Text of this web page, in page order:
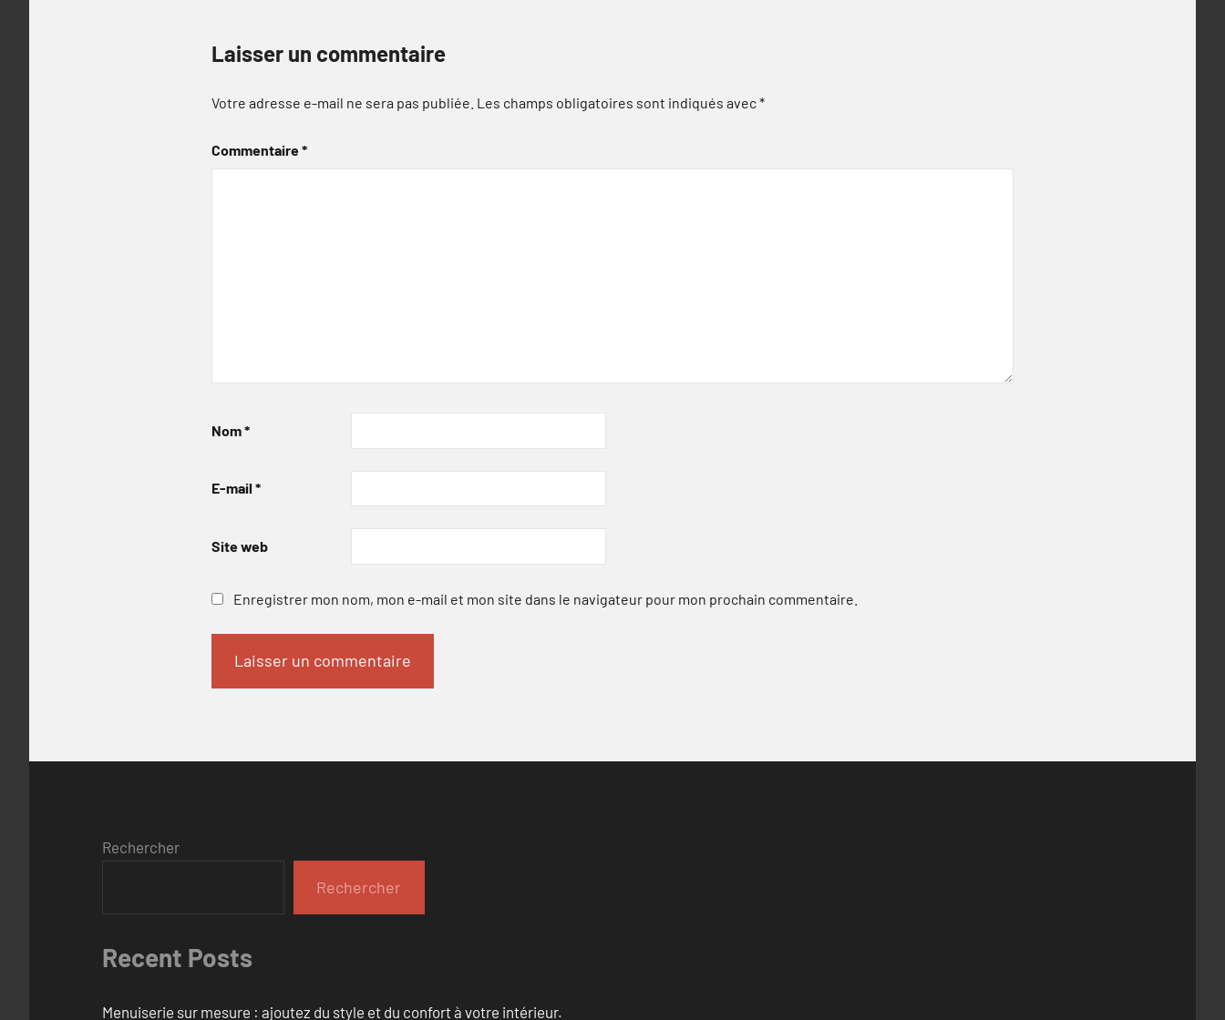
Laisser un commentaire
Votre adresse e-mail ne sera pas publiée. Les champs obligatoires sont indiqués avec*
Commentaire*
Nom*
E-mail *
Site web
Enregistrer mon nom, mon e-mail et mon site dans le navigateur pour mon prochain commentaire.
Rechercher
Rechercher
Recent Posts
Menuiserie sur mesure : ajoutez du style et du confort à votre intérieur.